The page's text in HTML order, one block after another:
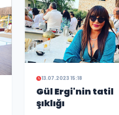
13.07.2023 15:18
Gül Ergi'nin tatil
şıklığı